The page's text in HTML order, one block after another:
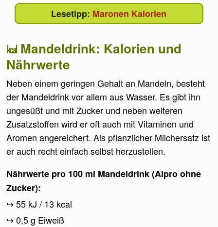
Maronen Kalorien
Mandeldrink: Kalorien und
Nährwerte
Neben einem geringen Gehalt an Mandeln, besteht
der Mandeldrink vor allem aus Wasser. Es gibt ihn
ungesüßt und mit Zucker und neben weiteren
Zusatzstoffen wird er oft auch mit Vitaminen und
Aromen angereichert. Als pflanzlicher Milchersatz ist
er auch recht einfach selbst herzustellen.
Nährwerte pro 100 ml Mandeldrink (Alpro ohne
Zucker):
55 kJ / 13 kcal
0,5 g Eiweiß